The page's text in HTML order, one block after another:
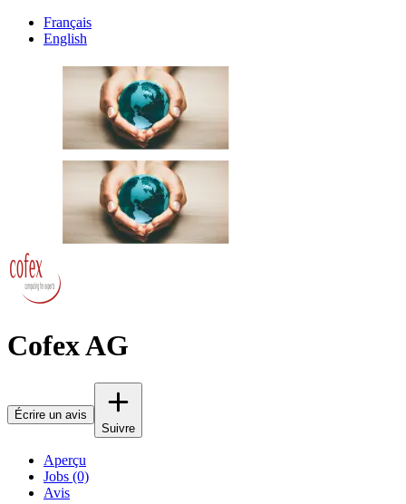
Français
English
Cofex AG
Écrire un avis
Suivre
Aperçu
Jobs (0)
Avis